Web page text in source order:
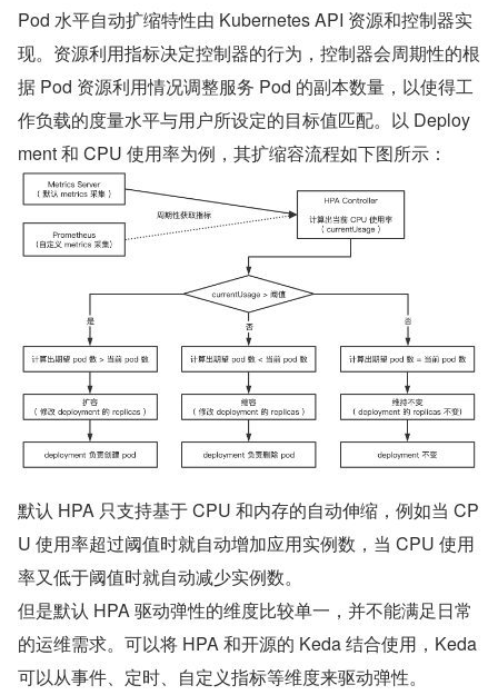
Pod 水平自动扩缩特性由 Kubernetes API 资源和控制器实
现。资源利用指标决定控制器的行为，控制器会周期性的根
据 Pod 资源利用情况调整服务 Pod 的副本数量，以使得工
作负载的度量水平与用户所设定的目标值匹配。以 Deploy
ment 和 CPU 使用率为例，其扩缩容流程如下图所示：
默认 HPA 只支持基于 CPU 和内存的自动伸缩，例如当 CP
U 使用率超过阈值时就自动增加应用实例数，当 CPU 使用
率又低于阈值时就自动减少实例数。
但是默认 HPA 驱动弹性的维度比较单一，并不能满足日常
的运维需求。可以将 HPA 和开源的 Keda 结合使用，Keda
可以从事件、定时、自定义指标等维度来驱动弹性。